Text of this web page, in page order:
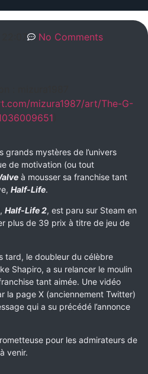
No Comments
mizura1987/art/The-G-
grands mystères de l’univers
de motivation (ou tout
à mousser sa franchise tant
Half-Life.
Half-Life 2, est paru sur Steam en
plus de 39 prix à titre de jeu de
tard, le doubleur du célèbre
Shapiro, a su relancer le moulin
tant aimée. Une vidéo
la page X (anciennement Twitter)
qui a su précédé l’annonce
pour les admirateurs de
venir.